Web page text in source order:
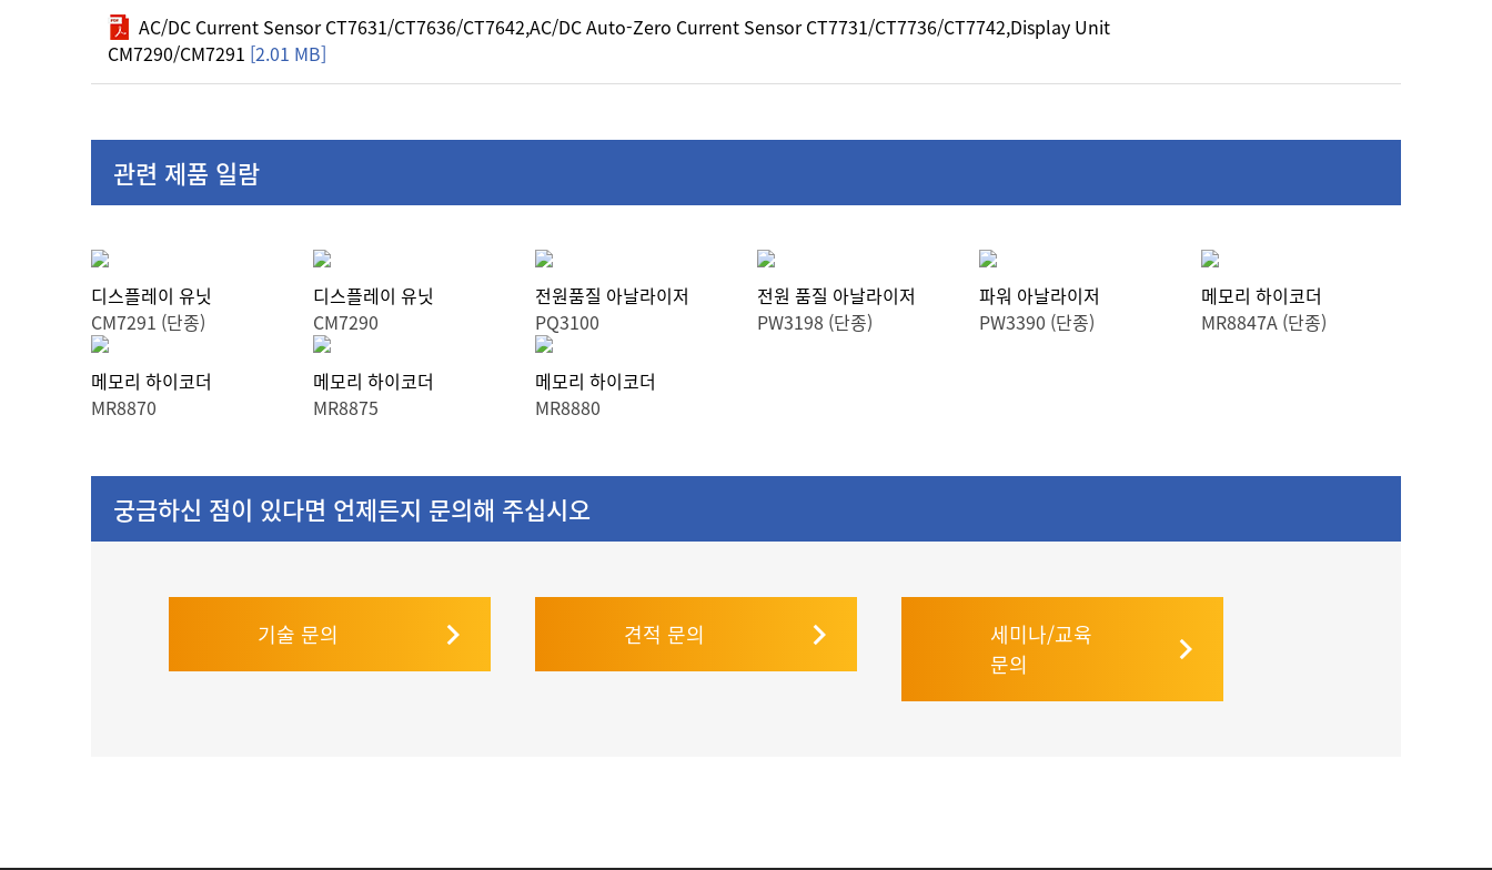
AC/DC Current Sensor CT7631/CT7636/CT7642,AC/DC Auto-Zero Current Sensor CT7731/CT7736/CT7742,Display Unit
CM7290/CM7291 [2.01 MB]
관련 제품 일람
디스플레이 유닛
CM7291 (단종)
디스플레이 유닛
CM7290
전원품질 아날라이저
PQ3100
전원 품질 아날라이저
PW3198 (단종)
파워 아날라이저
PW3390 (단종)
메모리 하이코더
MR8847A (단종)
메모리 하이코더
MR8870
메모리 하이코더
MR8875
메모리 하이코더
MR8880
궁금하신 점이 있다면 언제든지 문의해 주십시오
기술 문의 견적 문의
세미나/교육
문의